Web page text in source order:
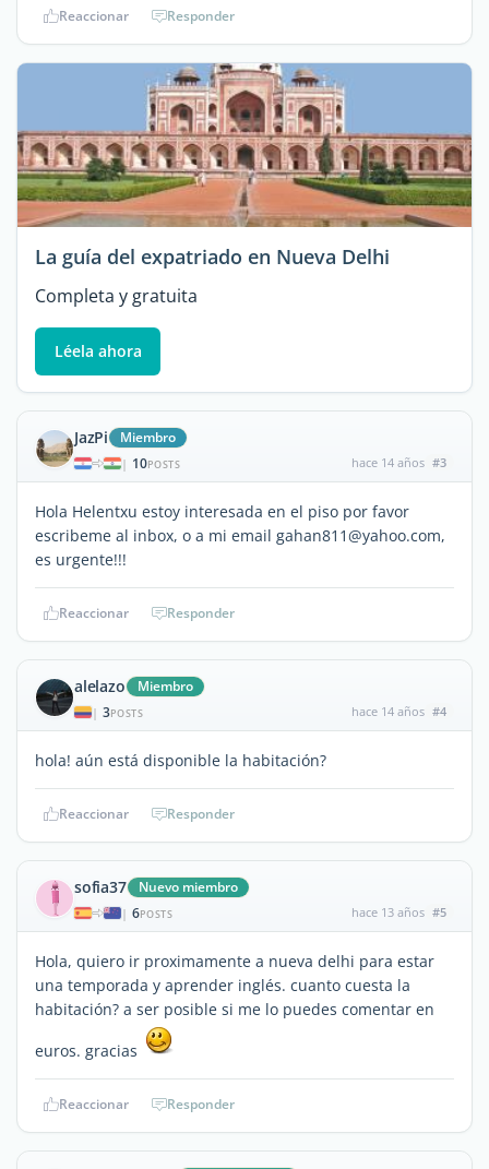
Reaccionar Responder
La guía del expatriado en Nueva Delhi
Completa y gratuita
Léela ahora
JazPi Miembro
| 10POSTS hace 14 años #3
Hola Helentxu estoy interesada en el piso por favor
escribeme al inbox, o a mi email gahan811@yahoo.com,
es urgente!!!
Reaccionar Responder
alelazo Miembro
| 3POSTS hace 14 años #4
hola! aún está disponible la habitación?
Reaccionar Responder
sofia37 Nuevo miembro
| 6POSTS hace 13 años #5
Hola, quiero ir proximamente a nueva delhi para estar
una temporada y aprender inglés. cuanto cuesta la
habitación? a ser posible si me lo puedes comentar en
euros. gracias
Reaccionar Responder